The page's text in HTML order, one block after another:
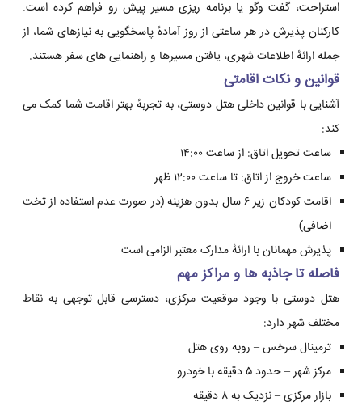
استراحت، گفت وگو یا برنامه ریزی مسیر پیش رو فراهم کرده است.
کارکنان پذیرش در هر ساعتی از روز آمادهٔ پاسخگویی به نیازهای شما، از
جمله ارائهٔ اطلاعات شهری، یافتن مسیرها و راهنمایی های سفر هستند.
قوانین و نکات اقامتی
آشنایی با قوانین داخلی هتل دوستی، به تجربهٔ بهتر اقامت شما کمک می
کند:
ساعت تحویل اتاق: از ساعت ۱۴:۰۰
ساعت خروج از اتاق: تا ساعت ۱۲:۰۰ ظهر
اقامت کودکان زیر ۶ سال بدون هزینه (در صورت عدم استفاده از تخت
اضافی)
پذیرش مهمانان با ارائهٔ مدارک معتبر الزامی است
فاصله تا جاذبه ها و مراکز مهم
هتل دوستی با وجود موقعیت مرکزی، دسترسی قابل توجهی به نقاط
مختلف شهر دارد:
ترمینال سرخس – روبه روی هتل
مرکز شهر – حدود ۵ دقیقه با خودرو
بازار مرکزی – نزدیک به ۸ دقیقه